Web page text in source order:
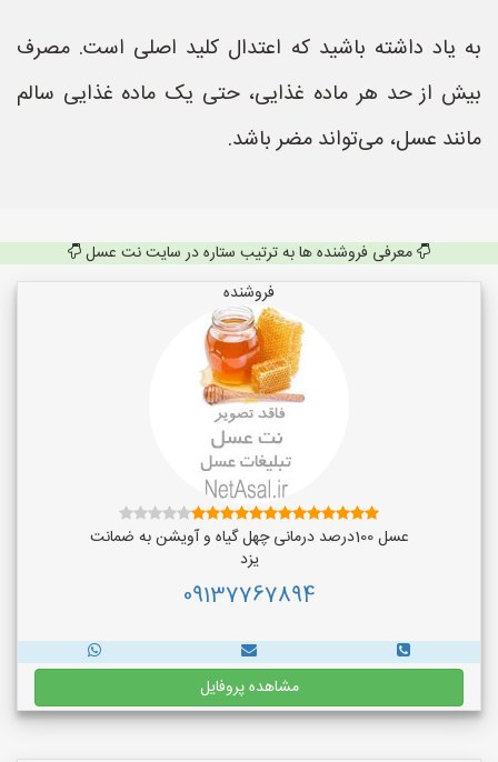
به یاد داشته باشید که اعتدال کلید اصلی است. مصرف
بیش از حد هر ماده غذایی، حتی یک ماده غذایی سالم
مانند عسل، می‌تواند مضر باشد.
معرفی فروشنده ها به ترتیب ستاره در سایت نت عسل
فروشنده
عسل 100درصد درمانی چهل گیاه و آویشن به ضمانت
یزد
09137767894
مشاهده پروفایل